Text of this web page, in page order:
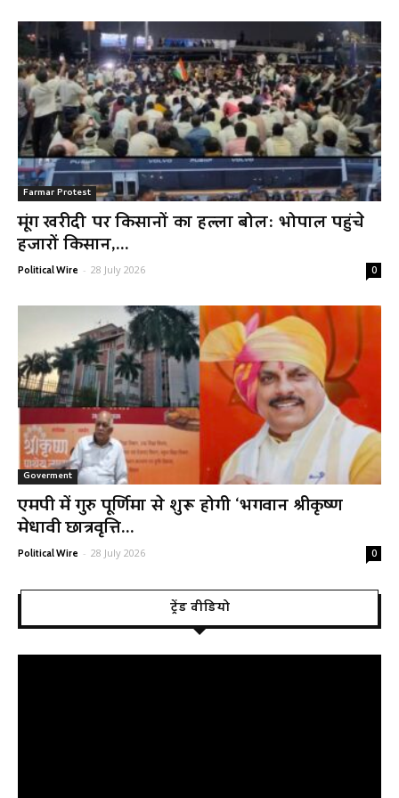
Farmar Protest
मूंग खरीदी पर किसानों का हल्ला बोल: भोपाल पहुंचे
हजारों किसान,...
Political Wire - 28 July 2026 0
Goverment
एमपी में गुरु पूर्णिमा से शुरू होगी ‘भगवान श्रीकृष्ण
मेधावी छात्रवृत्ति...
Political Wire - 28 July 2026 0
ट्रेंड वीडियो